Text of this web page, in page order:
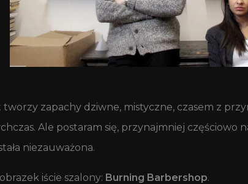
zapachy dziwne, mistyczne, czasem z
Ale postaram się, przynajmniej częściowo
niezauważona.
iście szalony: Burning Barbershop.